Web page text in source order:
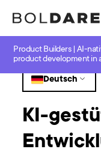
Product Builders | AI-
product development in
Home Blog GenAI
Deutsch
KI-